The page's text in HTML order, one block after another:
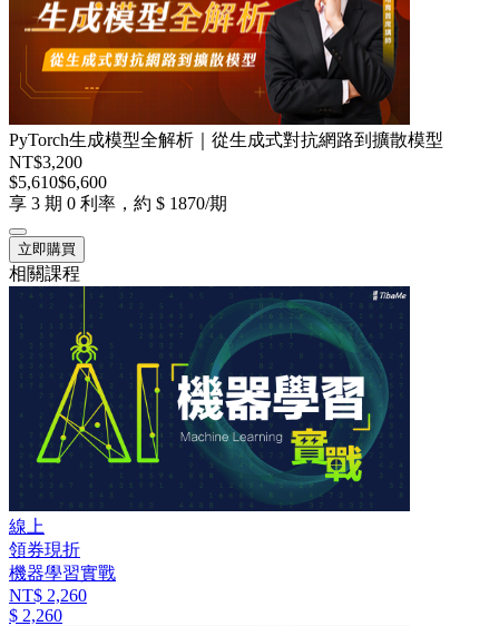
PyTorch生成模型全解析｜從生成式對抗網路到擴散模型
NT$3,200
$5,610$6,600
享 3 期 0 利率，約 $ 1870/期
立即購買
相關課程
線上
領券現折
機器學習實戰
NT$ 2,260
$ 2,260